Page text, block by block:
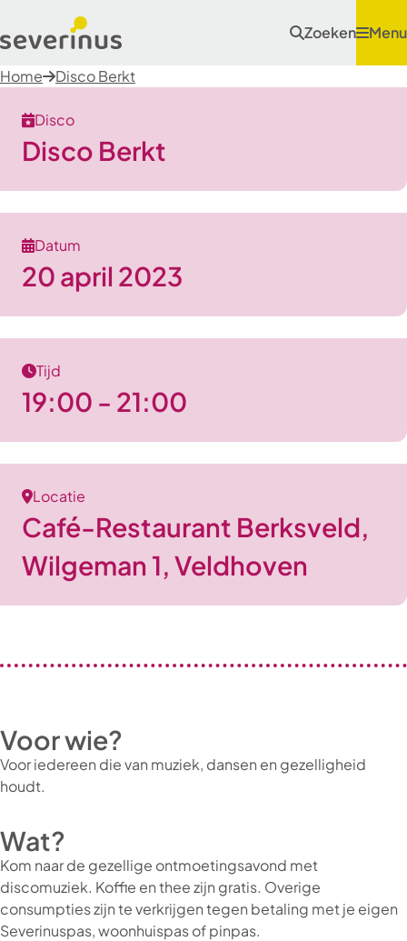
Zoeken Menu
Home Disco Berkt
Disco
Disco Berkt
Datum
20 april 2023
Tijd
19:00 - 21:00
Locatie
Café-Restaurant Berksveld,
Wilgeman 1, Veldhoven
Voor wie?
Voor iedereen die van muziek, dansen en gezelligheid
houdt.
Wat?
Kom naar de gezellige ontmoetingsavond met
discomuziek. Koffie en thee zijn gratis. Overige
consumpties zijn te verkrijgen tegen betaling met je eigen
Severinuspas, woonhuispas of pinpas.